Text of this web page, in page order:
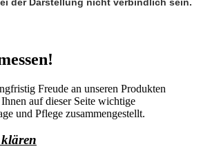
der Darstellung nicht verbindlich sein.
Freude an unseren Produkten
auf dieser Seite wichtige
und Pflege zusammengestellt.
klären